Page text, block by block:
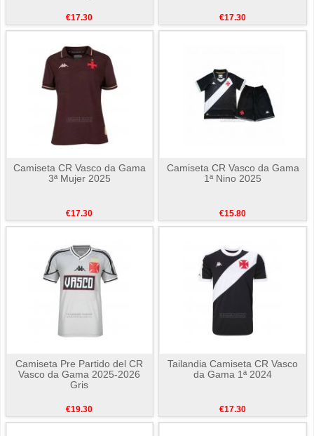
€17.30 €17.30
Camiseta CR Vasco da Gama
3ª Mujer 2025
€17.30
Camiseta CR Vasco da Gama
1ª Nino 2025
€15.80
Camiseta Pre Partido del CR
Vasco da Gama 2025-2026
Gris
€19.30
Tailandia Camiseta CR Vasco
da Gama 1ª 2024
€17.30